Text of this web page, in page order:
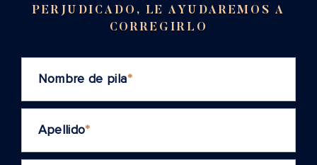
PERJUDICADO, LE AYUDAREMOS A
CORREGIRLO
Nombre de pila*
Apellido*